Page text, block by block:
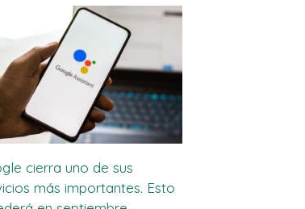
cierra uno de sus
más importantes. Esto